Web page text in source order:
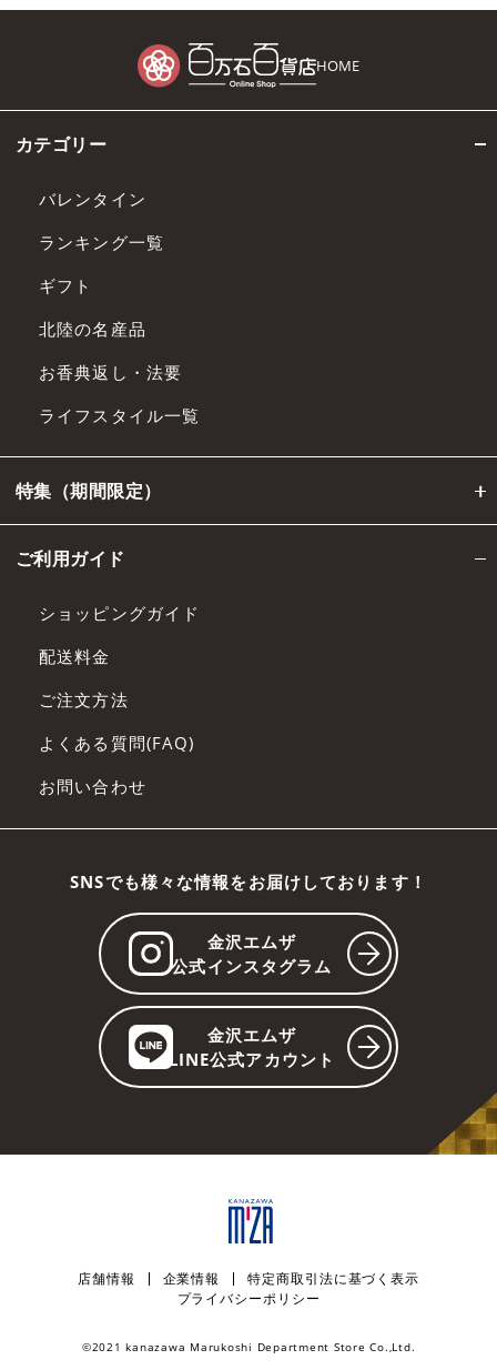
HOME
カテゴリー
バレンタイン
ランキング一覧
ギフト
北陸の名産品
お香典返し・法要
ライフスタイル一覧
特集（期間限定）
ご利用ガイド
ショッピングガイド
配送料金
ご注文方法
よくある質問(FAQ)
お問い合わせ
SNSでも様々な情報をお届けしております！
金沢エムザ
公式インスタグラム
金沢エムザ
LINE公式アカウント
店舗情報 企業情報
特定商取引法に基づく表示
プライバシーポリシー
©︎2021 kanazawa Marukoshi Department Store Co.,Ltd.